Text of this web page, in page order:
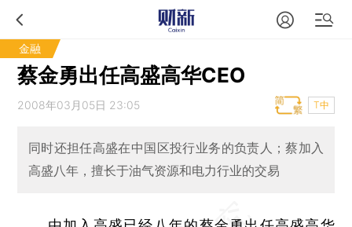
金融
蔡金勇出任高盛高华CEO
2008年03月05日 23:05 T中
同时还担任高盛在中国区投行业务的负责人；蔡加入
高盛八年，擅长于油气资源和电力行业的交易